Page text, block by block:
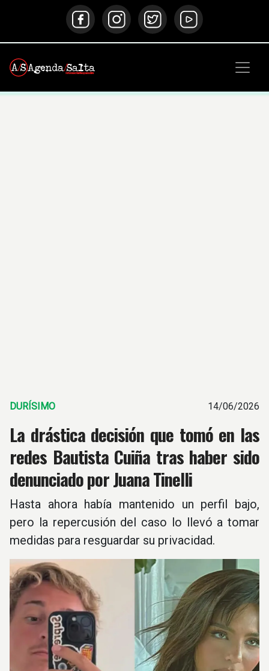
DURÍSIMO 14/06/2026
La drástica decisión que tomó en las
redes Bautista Cuiña tras haber sido
denunciado por Juana Tinelli
Hasta ahora había mantenido un perfil bajo,
pero la repercusión del caso lo llevó a tomar
medidas para resguardar su privacidad.